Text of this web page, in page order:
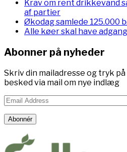
Krav om rent drikkevand
af partier
Økodag samlede 125.000
Alle køer skal have
Abonner på nyheder
Skriv din mailadresse og tryk
besked via mail om nye indlæg
Email
Address
Abonnér